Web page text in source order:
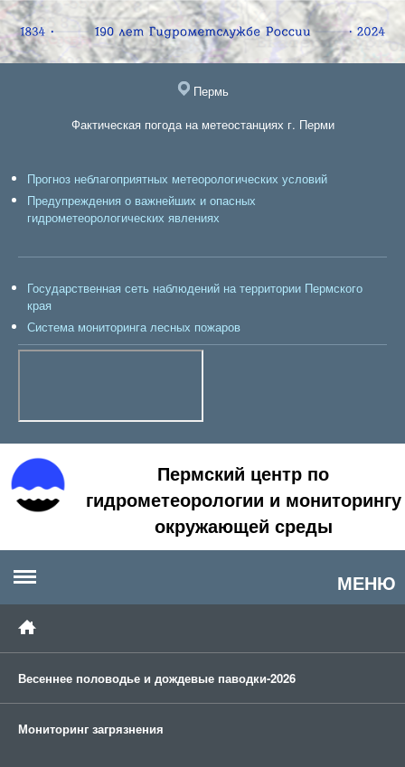
Пермь
Фактическая погода на метеостанциях г. Перми
Прогноз неблагоприятных метеорологических условий
Предупреждения о важнейших и опасных
гидрометеорологических явлениях
Государственная сеть наблюдений на территории Пермского
края
Система мониторинга лесных пожаров
Пермский центр по
гидрометеорологии и мониторингу
окружающей среды
МЕНЮ
Весеннее половодье и дождевые паводки-2026
Мониторинг загрязнения